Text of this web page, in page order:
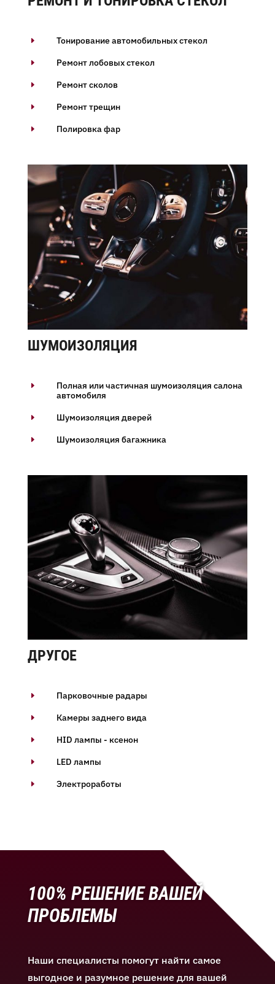
E Тонирование автомобильных стекол
E Ремонт лобовых стекол
E Ремонт сколов
E Ремонт трещин
E Полировка фар
ШУМОИЗОЛЯЦИЯ
E
Полная или частичная шумоизоляция салона
автомобиля
E Шумоизоляция дверей
E Шумоизоляция багажника
ДРУГОЕ
E Парковочные радары
E Камеры заднего вида
E HID лампы - ксенон
E LED лампы
E Электроработы
100% РЕШЕНИЕ ВАШЕЙ
ПРОБЛЕМЫ
Наши специалисты помогут найти самое
выгодное и разумное решение для вашей